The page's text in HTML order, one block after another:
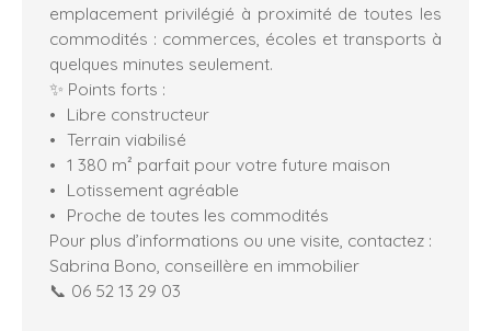
emplacement privilégié à proximité de toutes les
commodités : commerces, écoles et transports à
quelques minutes seulement.
✨ Points forts :
Libre constructeur
Terrain viabilisé
1 380 m² parfait pour votre future maison
Lotissement agréable
Proche de toutes les commodités
Pour plus d’informations ou une visite, contactez :
Sabrina Bono, conseillère en immobilier
📞 06 52 13 29 03